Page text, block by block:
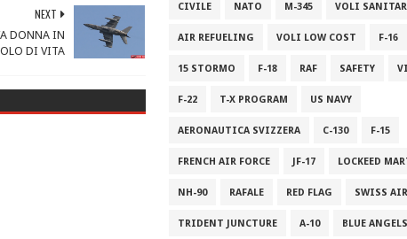
NEXT
DONNA IN
DI VITA
CIVILE NATO M-345 VOLI
AIR REFUELING VOLI LOW COST F-16
15 STORMO F-18 RAF SAFETY
F-22 T-X PROGRAM US NAVY
AERONAUTICA SVIZZERA C-130 F-15
FRENCH AIR FORCE JF-17 LOCKEED
NH-90 RAFALE RED FLAG SWISS
TRIDENT JUNCTURE A-10 BLUE ANGELS